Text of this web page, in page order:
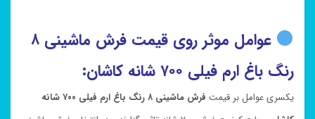
عوامل موثر روی قیمت فرش ماشینی ۸
رنگ باغ ارم فیلی ۷۰۰ شانه کاشان:
یکسری عوامل بر قیمت
فرش ماشینی ۸ رنگ باغ ارم فیلی ۷۰۰ شانه